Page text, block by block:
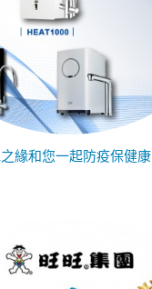
緣和您一起防疫保健康